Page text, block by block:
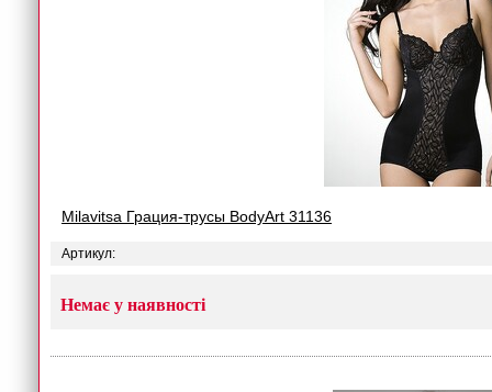
Milavitsa Грация-трусы BodyArt 31136
Артикул:
Немає у наявності